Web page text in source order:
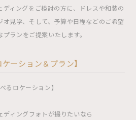
ディングをご検討の方に、ドレスや和装の
オ見学、そして、予算や日程などのご希望
ランをご提案いたします。
ケーション＆プラン】
べるロケーション】
ディングフォトが撮りたいなら